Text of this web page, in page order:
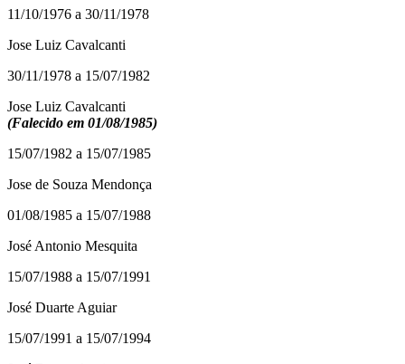
11/10/1976 a 30/11/1978
Jose Luiz Cavalcanti
30/11/1978 a 15/07/1982
Jose Luiz Cavalcanti
(Falecido em 01/08/1985)
15/07/1982 a 15/07/1985
Jose de Souza Mendonça
01/08/1985 a 15/07/1988
José Antonio Mesquita
15/07/1988 a 15/07/1991
José Duarte Aguiar
15/07/1991 a 15/07/1994